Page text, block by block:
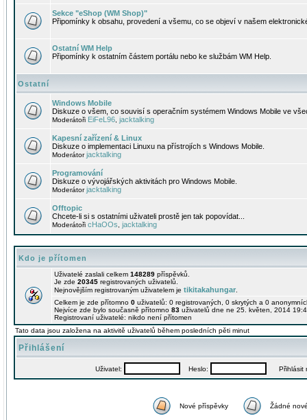
Sekce "eShop (WM Shop)"
Připomínky k obsahu, provedení a všemu, co se objeví v našem
Ostatní WM Help
Připomínky k ostatním částem portálu nebo ke službám WM Help.
Ostatní
Windows Mobile
Diskuze o všem, co souvisí s operačním systémem Windows Mobile ve
Moderátoři EiFeL96 jacktalking
Kapesní zařízení & Linux
Diskuze o implementaci Linuxu na přístrojích s Windows Mobile.
Moderátorjacktalking
Programování
Diskuze o vývojářských aktivitách pro Windows Mobile.
Moderátorjacktalking
Offtopic
Chcete-li si s ostatními uživateli prostě jen tak popovídat...
Moderátoři cHaOOs jacktalking
Kdo je přítomen
Uživatelé zaslali celkem 148289 příspěvků.
Je zde 20345 registrovaných uživatelů.
Nejnovějším registrovaným uživatelem je tikitakahungar
Celkem je zde přítomno 0 uživatelů: 0 registrovaných, 0 skrytých a 0
Nejvíce zde bylo současně přítomno 83 uživatelů dne ne 25. květen, 2014
Registrovaní uživatelé: nikdo není přítomen
Tato data jsou založena na aktivitě uživatelů během posledních pěti minut
Přihlášení
Uživatel: Heslo: Přihlásit
Nové příspěvky Žádné